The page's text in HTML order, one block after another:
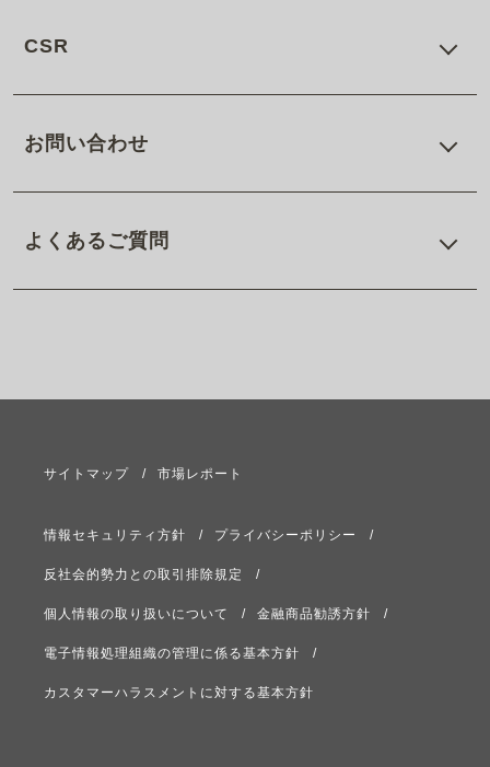
CSR
お問い合わせ
よくあるご質問
サイトマップ 市場レポート
情報セキュリティ方針 プライバシーポリシー
反社会的勢力との取引排除規定
個人情報の取り扱いについて 金融商品勧誘方針
電子情報処理組織の管理に係る基本方針
カスタマーハラスメントに対する基本方針